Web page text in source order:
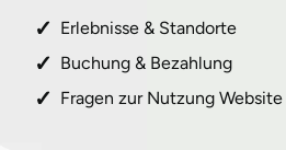
Erlebnisse & Standorte
Buchung & Bezahlung
Fragen zur Nutzung Website